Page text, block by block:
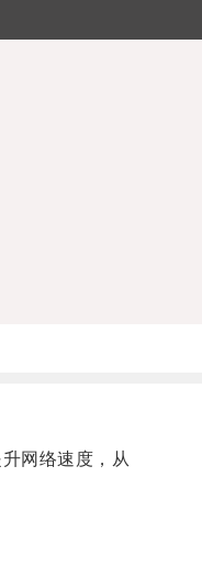
网络速度，从